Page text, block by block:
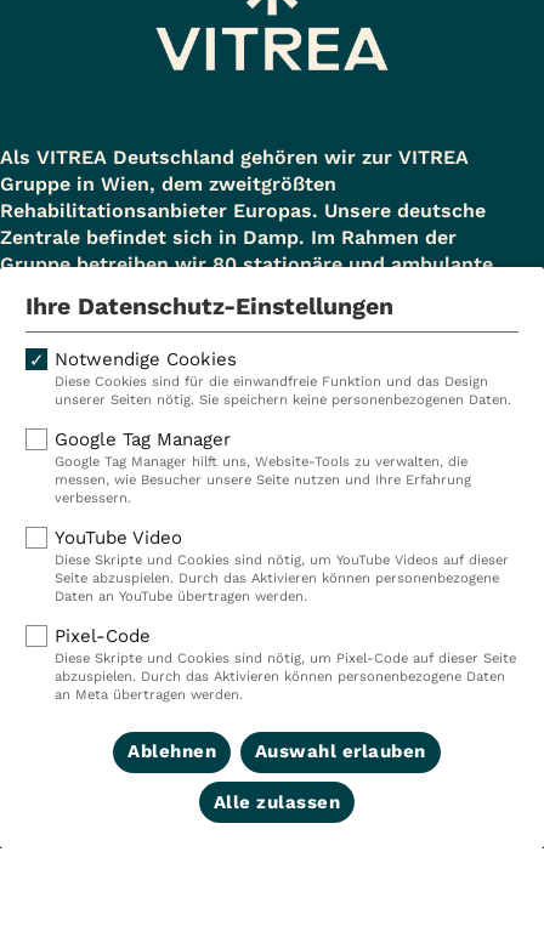
Als VITREA Deutschland gehören wir zur VITREA
Gruppe in Wien, dem zweitgrößten
Rehabilitationsanbieter Europas. Unsere deutsche
Zentrale befindet sich in Damp. Im Rahmen der
Gruppe betreiben wir 80 stationäre und ambulante
Schweiz und beschäftigen rund 14.000
Mitarbeiterinnen und Mitarbeiter. In Deutschland
betreiben wir 29 Rehakliniken, zwei Akutkliniken, acht
ambulante Rehazentren, zwei Medizinische
Versorgungszentren (MVZ), neun Pflegeeinrichtungen
sowie ein Prevention Center. Zudem führen wir einen
touristischen Standort in Damp. Insgesamt
beschäftigen wir bei VITREA Deutschland über 9.000
Mitarbeiterinnen und Mitarbeiter.
Kliniken
Pflege
VITREA Deutschland
VITREA
Ihre Datenschutz-Einstellungen
Notwendige Cookies
Diese Cookies sind für die einwandfreie Funktion und das Design
unserer Seiten nötig. Sie speichern keine personenbezogenen Daten.
Google Tag Manager
Google Tag Manager hilft uns, Website-Tools zu verwalten, die
messen, wie Besucher unsere Seite nutzen und Ihre Erfahrung
verbessern.
YouTube Video
Diese Skripte und Cookies sind nötig, um YouTube Videos auf dieser
Seite abzuspielen. Durch das Aktivieren können personenbezogene
Daten an YouTube übertragen werden.
Pixel-Code
Diese Skripte und Cookies sind nötig, um Pixel-Code auf dieser Seite
abzuspielen. Durch das Aktivieren können personenbezogene Daten
an Meta übertragen werden.
Ablehnen Auswahl erlauben
Alle zulassen